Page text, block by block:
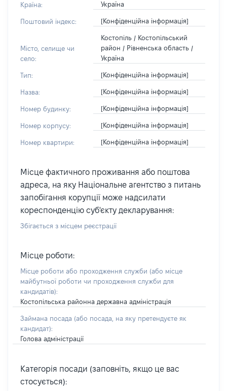
Країна: Україна
Поштовий індекс: [Конфіденційна інформація]
Місто, селище чи
село:
Костопіль / Костопільський
район / Рівненська область /
Україна
Тип: [Конфіденційна інформація]
Назва: [Конфіденційна інформація]
Номер будинку: [Конфіденційна інформація]
Номер корпусу: [Конфіденційна інформація]
Номер квартири: [Конфіденційна інформація]
Місце фактичного проживання або поштова
адреса, на яку Національне агентство з питань
запобігання корупції може надсилати
кореспонденцію суб'єкту декларування:
Збігається з місцем реєстрації
Місце роботи:
Місце роботи або проходження служби (або місце
майбутньої роботи чи проходження служби для
кандидатів):
Костопільська районна державна адміністрація
Займана посада (або посада, на яку претендуєте як
кандидат):
Голова адміністрації
Категорія посади (заповніть, якщо це вас
стосується):